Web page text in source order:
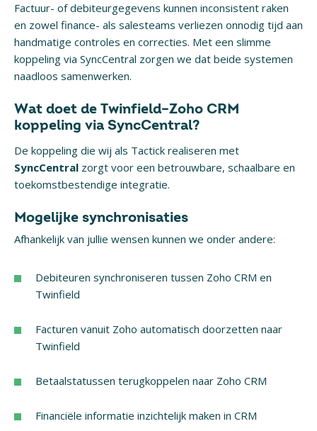
Factuur- of debiteurgegevens kunnen inconsistent raken
en zowel finance- als salesteams verliezen onnodig tijd aan
handmatige controles en correcties. Met een slimme
koppeling via SyncCentral zorgen we dat beide systemen
naadloos samenwerken.
Wat doet de Twinfield–Zoho CRM
koppeling via SyncCentral?
De koppeling die wij als Tactick realiseren met
SyncCentral zorgt voor een betrouwbare, schaalbare en
toekomstbestendige integratie.
Mogelijke synchronisaties
Afhankelijk van jullie wensen kunnen we onder andere:
Debiteuren synchroniseren tussen Zoho CRM en
Twinfield
Facturen vanuit Zoho automatisch doorzetten naar
Twinfield
Betaalstatussen terugkoppelen naar Zoho CRM
Financiële informatie inzichtelijk maken in CRM